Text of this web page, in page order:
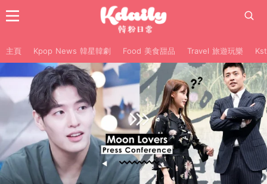
主頁 Kpop News 韓星韓劇 Food 美食甜品 Travel 旅遊玩樂